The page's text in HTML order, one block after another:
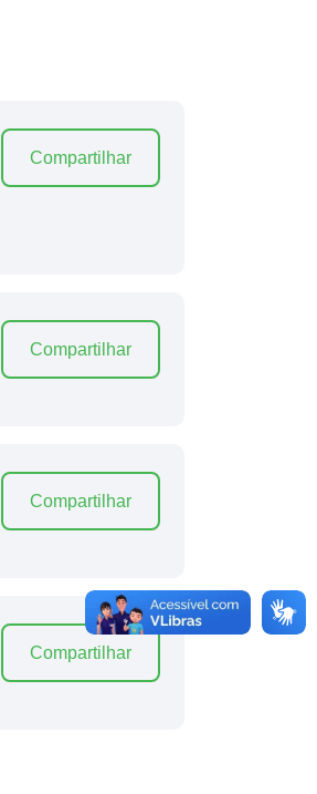
Compartilhar
Compartilhar
Compartilhar
Compartilhar